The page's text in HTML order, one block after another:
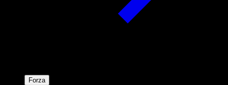
Forza